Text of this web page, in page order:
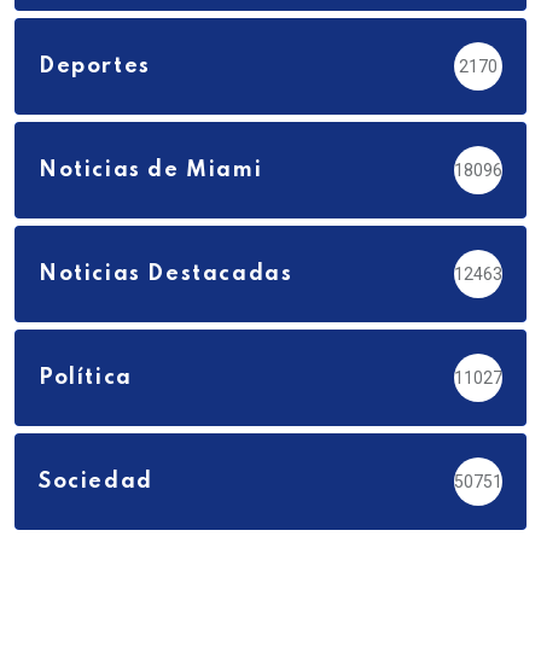
Deportes 2170
Noticias de Miami 18096
Noticias Destacadas 12463
Política 11027
Sociedad 50751